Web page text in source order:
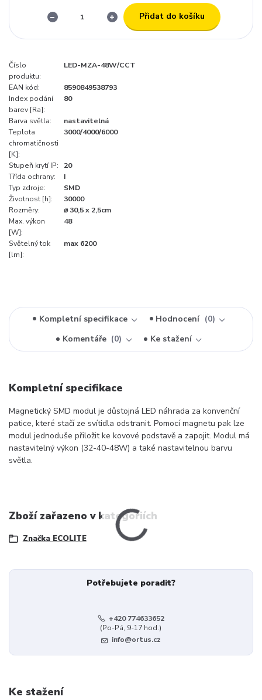
Přidat do košíku
Číslo
produktu:
LED-MZA-48W/CCT
EAN kód:
8590849538793
Index podání
barev [Ra]:
80
Barva světla:
nastavitelná
Teplota
chromatičnosti
[K]:
3000/4000/6000
Stupeň krytí IP:
20
Třída ochrany:
I
Typ zdroje:
SMD
Životnost [h]:
30000
Rozměry:
⌀ 30,5 x 2,5cm
Max. výkon
[W]:
48
Světelný tok
[lm]:
max 6200
Kompletní specifikace Hodnocení
0
Komentáře
0 Ke stažení
Kompletní specifikace
Magnetický SMD modul je důstojná LED náhrada za konvenční
patice, které stačí ze svítidla odstranit. Pomocí magnetu pak lze
modul jednoduše přiložit ke kovové podstavě a zapojit. Modul má
nastavitelný výkon (32-40-48W) a také nastavitelnou barvu
světla.
Zboží zařazeno v kategoriích
Značka ECOLITE
Potřebujete poradit?
+420 774633652
(Po-Pá, 9-17 hod.)
info@ortus.cz
Ke stažení